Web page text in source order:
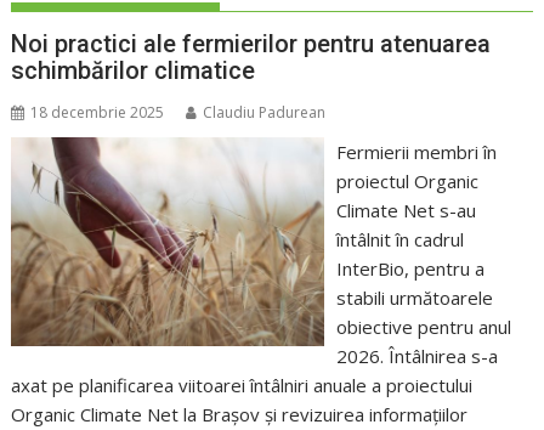
Noi practici ale fermierilor pentru atenuarea
schimbărilor climatice
18 decembrie 2025 Claudiu Padurean
Fermierii membri în
proiectul Organic
Climate Net s-au
întâlnit în cadrul
InterBio, pentru a
stabili următoarele
obiective pentru anul
2026. Întâlnirea s-a
axat pe planificarea viitoarei întâlniri anuale a proiectului
Organic Climate Net la Brașov și revizuirea informațiilor